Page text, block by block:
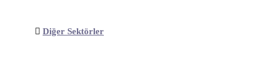
Diğer Sektörler